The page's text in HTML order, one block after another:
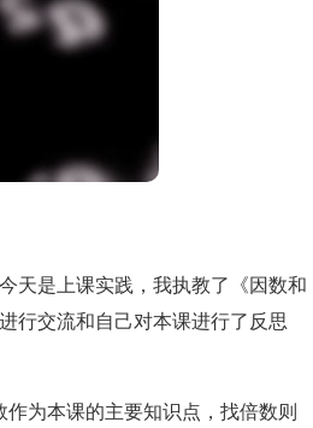
是上课实践，我执教了《因数和
行交流和自己对本课进行了反思
为本课的主要知识点，找倍数则